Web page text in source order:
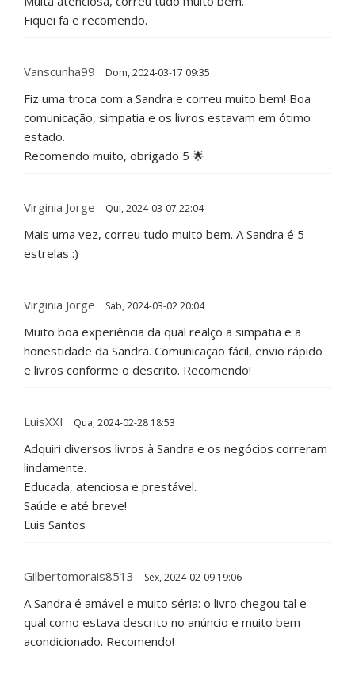
Fiquei fã e recomendo.
Vanscunha99 Dom, 2024-03-17 09:35
Fiz uma troca com a Sandra e correu muito bem! Boa
comunicação, simpatia e os livros estavam em ótimo
estado.
Recomendo muito, obrigado 5 🌟
Virginia Jorge Qui, 2024-03-07 22:04
Mais uma vez, correu tudo muito bem. A Sandra é 5
estrelas :)
Virginia Jorge Sáb, 2024-03-02 20:04
Muito boa experiência da qual realço a simpatia e a
honestidade da Sandra. Comunicação fácil, envio rápido
e livros conforme o descrito. Recomendo!
LuisXXI Qua, 2024-02-28 18:53
Adquiri diversos livros à Sandra e os negócios correram
lindamente.
Educada, atenciosa e prestável.
Saúde e até breve!
Luis Santos
Gilbertomorais8513 Sex, 2024-02-09 19:06
A Sandra é amável e muito séria: o livro chegou tal e
qual como estava descrito no anúncio e muito bem
acondicionado. Recomendo!